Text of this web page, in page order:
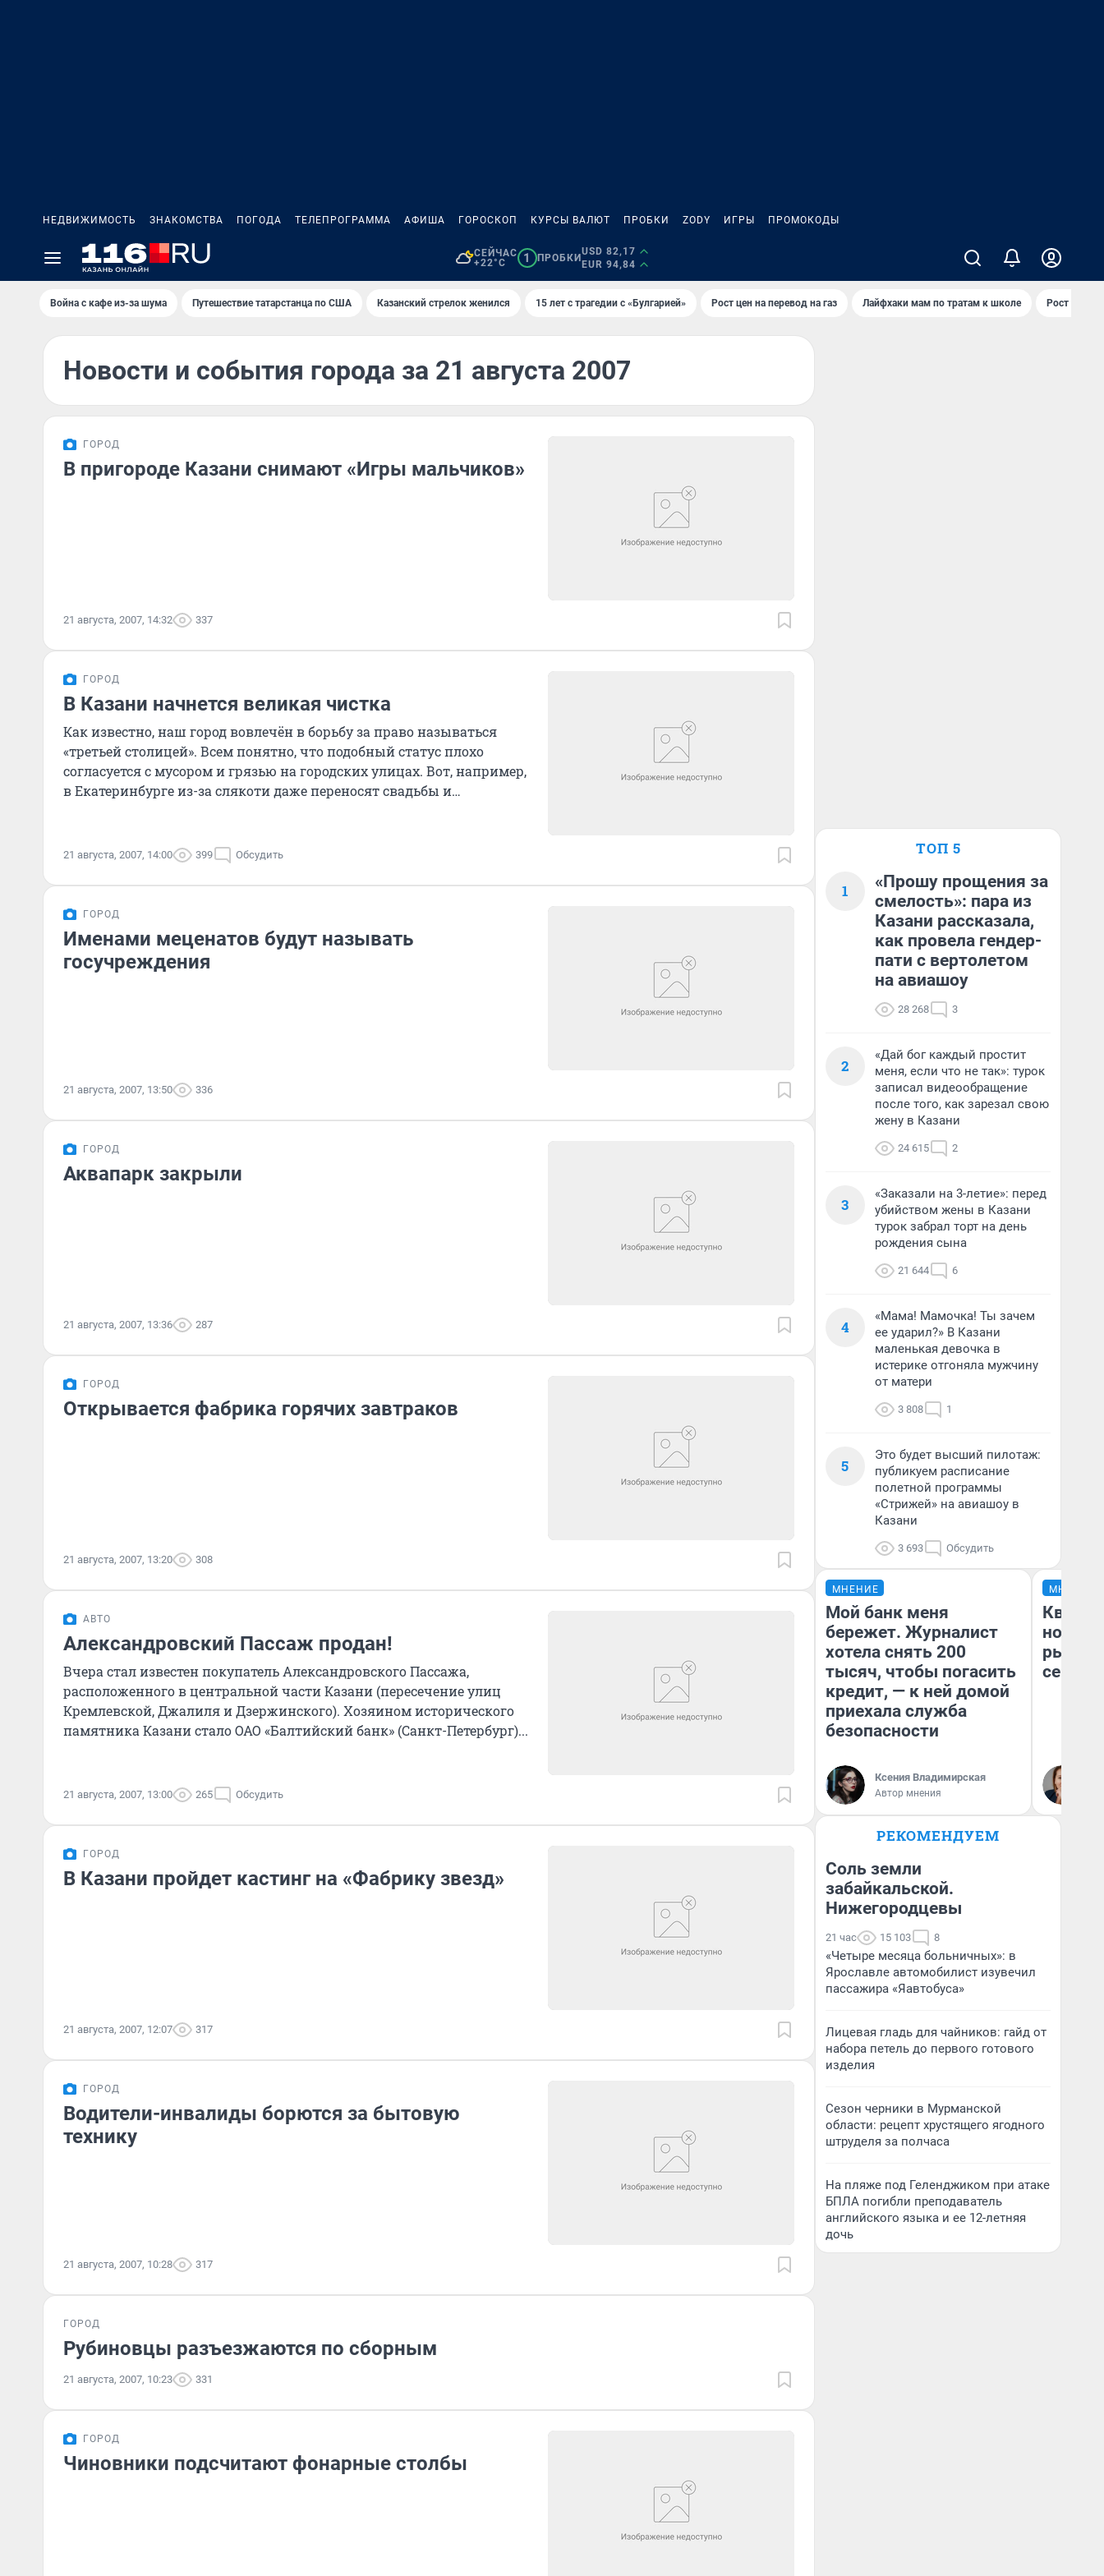
НЕДВИЖИМОСТЬ ЗНАКОМСТВА ПОГОДА ТЕЛЕПРОГРАММА АФИША ГОРОСКОП КУРСЫ ВАЛЮТ ПРОБКИ ZODY ИГРЫ ПРОМОКОДЫ
СЕЙЧАС
+22°C
1 ПРОБКИ
USD 82,17
EUR 94,84
Война с кафе из-за шума Путешествие татарстанца по США Казанский стрелок женился 15 лет с трагедии с «Булгарией» Рост цен на перевод на газ Лайфхаки мам по тратам к школе Рост цен на
Новости и события города за 21 августа 2007
ГОРОД
В пригороде Казани снимают «Игры мальчиков»
21 августа, 2007, 14:32 337
ГОРОД
В Казани начнется великая чистка
Как известно, наш город вовлечён в борьбу за право называться
«третьей столицей». Всем понятно, что подобный статус плохо
согласуется с мусором и грязью на городских улицах. Вот, например,
в Екатеринбурге из-за слякоти даже переносят свадьбы и
21 августа, 2007, 14:00 399 Обсудить
ГОРОД
Именами меценатов будут называть
госучреждения
21 августа, 2007, 13:50 336
ГОРОД
Аквапарк закрыли
21 августа, 2007, 13:36 287
ГОРОД
Открывается фабрика горячих завтраков
21 августа, 2007, 13:20 308
АВТО
Александровский Пассаж продан!
Вчера стал известен покупатель Александровского Пассажа,
расположенного в центральной части Казани (пересечение улиц
Кремлевской, Джалиля и Дзержинского). Хозяином исторического
памятника Казани стало ОАО «Балтийский банк» (Санкт-Петербург)...
21 августа, 2007, 13:00 265 Обсудить
ГОРОД
В Казани пройдет кастинг на «Фабрику звезд»
21 августа, 2007, 12:07 317
ГОРОД
Водители-инвалиды борются за бытовую
технику
21 августа, 2007, 10:28 317
ГОРОД
Рубиновцы разъезжаются по сборным
21 августа, 2007, 10:23 331
ГОРОД
Чиновники подсчитают фонарные столбы
ТОП 5
1
«Прошу прощения за
смелость»: пара из
Казани рассказала,
как провела гендер-
пати с вертолетом
на авиашоу
28 268 3
2
«Дай бог каждый простит
меня, если что не так»: турок
записал видеообращение
после того, как зарезал свою
жену в Казани
24 615 2
3
«Заказали на 3-летие»: перед
убийством жены в Казани
турок забрал торт на день
рождения сына
21 644 6
4
«Мама! Мамочка! Ты зачем
ее ударил?» В Казани
маленькая девочка в
истерике отгоняла мужчину
от матери
3 808 1
5
Это будет высший пилотаж:
публикуем расписание
полетной программы
«Стрижей» на авиашоу в
Казани
3 693 Обсудить
МНЕНИЕ
Мой банк меня
бережет. Журналист
хотела снять 200
тысяч, чтобы погасить
кредит, — к ней домой
приехала служба
безопасности
Ксения Владимирская
Автор мнения
МНЕНИЕ
но
рынок
РЕКОМЕНДУЕМ
Соль земли
забайкальской.
Нижегородцевы
21 час 15 103 8
«Четыре месяца больничных»: в
Ярославле автомобилист изувечил
пассажира «Яавтобуса»
Лицевая гладь для чайников: гайд от
набора петель до первого готового
изделия
Сезон черники в Мурманской
области: рецепт хрустящего ягодного
штруделя за полчаса
На пляже под Геленджиком при атаке
БПЛА погибли преподаватель
английского языка и ее 12-летняя
дочь